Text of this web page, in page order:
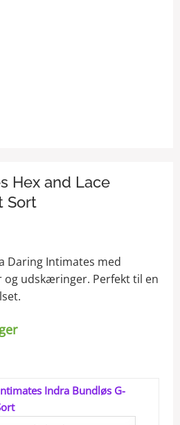
Hex and Lace
Sort
Daring Intimates med
udskæringer. Perfekt til en
Indra Bundløs G-